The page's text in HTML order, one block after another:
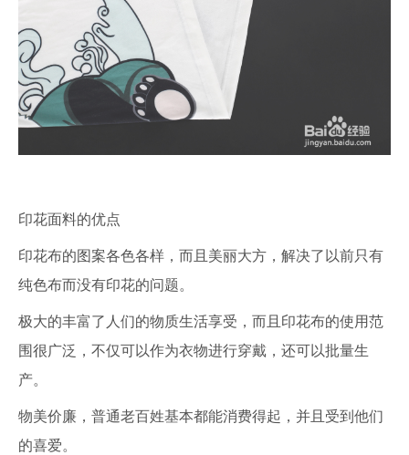
印花面料的优点
印花布的图案各色各样，而且美丽大方，解决了以前只有
纯色布而没有印花的问题。
极大的丰富了人们的物质生活享受，而且印花布的使用范
围很广泛，不仅可以作为衣物进行穿戴，还可以批量生
产。
物美价廉，普通老百姓基本都能消费得起，并且受到他们
的喜爱。